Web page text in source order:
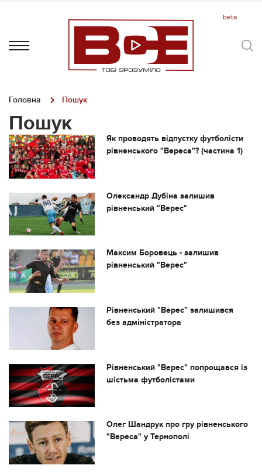
Головна Пошук
Пошук
Як проводять відпустку футболісти
рівненського "Вереса"? (частина 1)
Олександр Дубіна залишив
рівненський "Верес"
Максим Боровець - залишив
рівненський "Верес"
Рівненський "Верес" залишився
без адміністратора
Рівненський "Верес" попрощався із
шістьма футболістами
Олег Шандрук про гру рівненського
"Вереса" у Тернополі